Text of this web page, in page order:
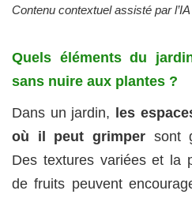
Contenu contextuel assisté par
Quels éléments du
sans nuire aux plantes ?
Dans un jardin,
les
où il peut grimper sont
Des textures variées et la
de fruits peuvent